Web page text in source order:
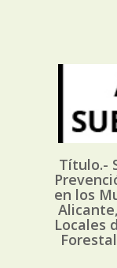
Título.-
en los
Locales